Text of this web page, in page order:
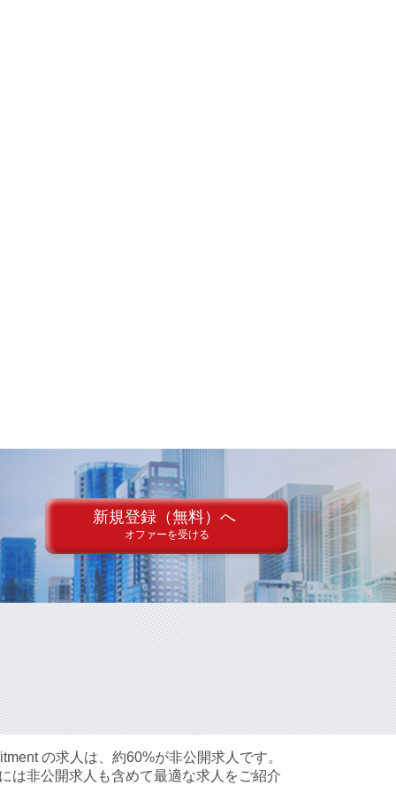
新規登録（無料）へ
オファーを受ける
の求人は、約60%が非公開求人です。
は非公開求人も含めて最適な求人をご紹介